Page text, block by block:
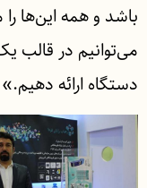
باشد و همه این‌ها را
می‌توانیم در قالب
دستگاه ارائه دهیم.»